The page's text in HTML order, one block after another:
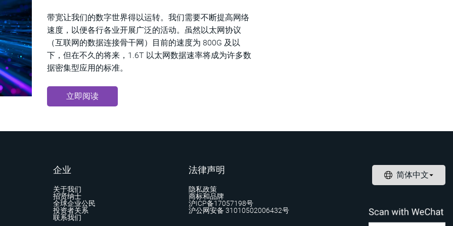
带宽让我们的数字世界得以运转。我们需要不断提高网络
速度，以便各行各业开展广泛的活动。虽然以太网协议
（互联网的数据连接骨干网）目前的速度为 800G 及以
下，但在不久的将来，1.6T 以太网数据速率将成为许多数
据密集型应用的标准。
立即阅读
企业
关于我们
招贤纳士
全球企业公民
投资者关系
联系我们
法律声明
隐私政策
商标和品牌
沪ICP备17057198号
沪公网安备 31010502006432号